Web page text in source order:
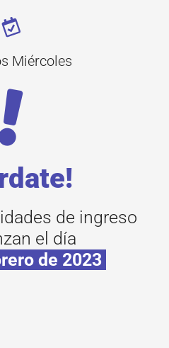
Miércoles
de ingreso
el día
de 2023